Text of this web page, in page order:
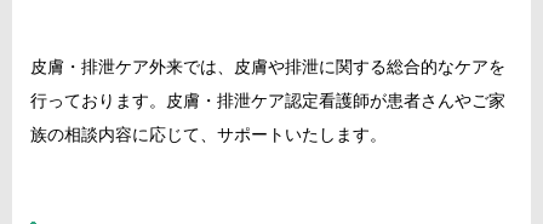
皮膚・排泄ケア外来では、皮膚や排泄に関する総合的なケアを
行っております。皮膚・排泄ケア認定看護師が患者さんやご家
族の相談内容に応じて、サポートいたします。